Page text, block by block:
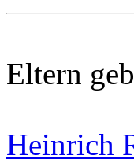
Eltern
Heinrich